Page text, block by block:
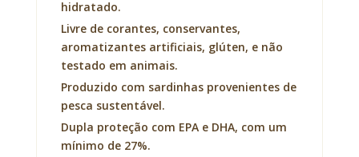
hidratado.
Livre de corantes, conservantes,
aromatizantes artificiais, glúten, e não
testado em animais.
Produzido com sardinhas provenientes de
pesca sustentável.
Dupla proteção com EPA e DHA, com um
mínimo de 27%.